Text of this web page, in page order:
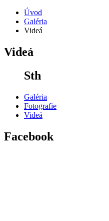
Úvod
Galéria
Videá
Videá
Sth
Galéria
Fotografie
Videá
Facebook